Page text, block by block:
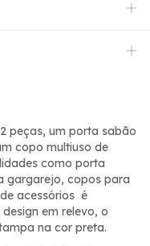
peças, um porta sabão
copo multiuso de
como porta
gargarejo, copos para
acessórios é
em relevo, o
na cor preta.